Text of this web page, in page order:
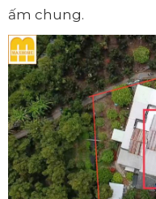
ấm chung.